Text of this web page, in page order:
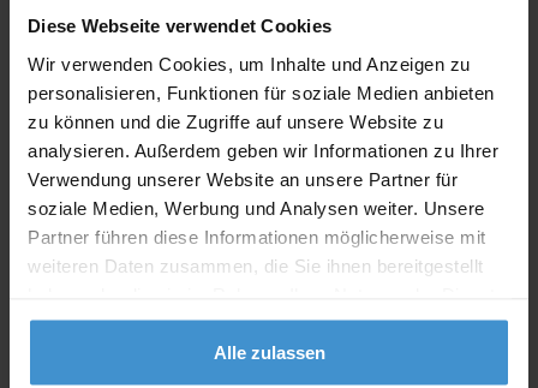
Diese Webseite verwendet Cookies
Wir verwenden Cookies, um Inhalte und Anzeigen zu
personalisieren, Funktionen für soziale Medien anbieten
zu können und die Zugriffe auf unsere Website zu
analysieren. Außerdem geben wir Informationen zu Ihrer
Verwendung unserer Website an unsere Partner für
soziale Medien, Werbung und Analysen weiter. Unsere
Partner führen diese Informationen möglicherweise mit
weiteren Daten zusammen, die Sie ihnen bereitgestellt
gesammelt haben.
Alle zulassen
Individuelle Anfrage
Lieferzeiten
Artikel mit Werbeanbringung: ca. 10 Werktage
Muster mit Ihrer
Werbeanbringung zur Freigabe
der Produktion:
ca. 10 Werktage